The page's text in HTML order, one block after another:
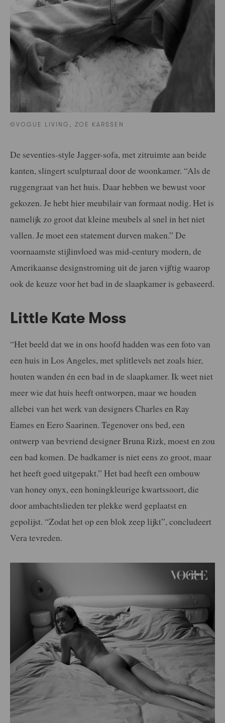
©VOGUE LIVING, ZOE KARSSEN
De seventies-style Jagger-sofa, met zitruimte aan beide
kanten, slingert sculpturaal door de woonkamer. “Als de
ruggengraat van het huis. Daar hebben we bewust voor
gekozen. Je hebt hier meubilair van formaat nodig. Het is
namelijk zo groot dat kleine meubels al snel in het niet
vallen. Je moet een statement durven maken.” De
voornaamste stijlinvloed was mid-century modern, de
Amerikaanse designstroming uit de jaren vijftig waarop
ook de keuze voor het bad in de slaapkamer is gebaseerd.
Little Kate Moss
“Het beeld dat we in ons hoofd hadden was een foto van
een huis in Los Angeles, met splitlevels net zoals hier,
houten wanden én een bad in de slaapkamer. Ik weet niet
meer wie dat huis heeft ontworpen, maar we houden
allebei van het werk van designers Charles en Ray
Eames en Eero Saarinen. Tegenover ons bed, een
ontwerp van bevriend designer Bruna Rizk, moest en zou
een bad komen. De badkamer is niet eens zo groot, maar
het heeft goed uitgepakt.” Het bad heeft een ombouw
van honey onyx, een honingkleurige kwartssoort, die
door ambachtslieden ter plekke werd geplaatst en
gepolijst. “Zodat het op een blok zeep lijkt”, concludeert
Vera tevreden.